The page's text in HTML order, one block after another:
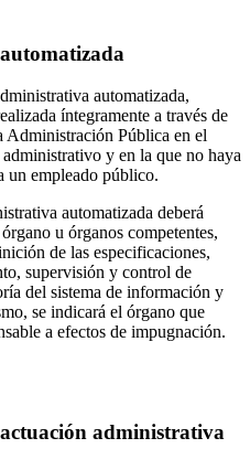
automatizada,
íntegramente a través de
Administración Pública en el
y en la que no haya
un empleado público.
automatizada deberá
u órganos competentes,
de las especificaciones,
supervisión y control de
del sistema de información y
se indicará el órgano que
a efectos de impugnación.
administrativa